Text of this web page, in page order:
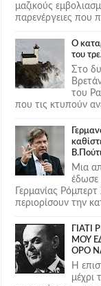
μαζικούς
παρενέργειες που
Ο
του
Στο
του
που τις κτυπούν
Μια
έδωσε
Γερμανίας
περιορίσουν την
ΜΟΥ
ΟΡΟ
Η
μέχρι